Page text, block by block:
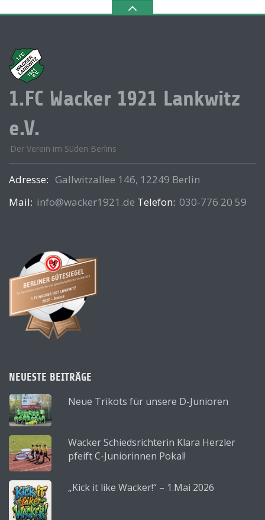
1.FC Wacker 1921 Lankwitz
e.V.
Der Verein im Süden Berlins
Adresse: Gallwitzallee 146, 12249 Berlin
Mail: info@wacker1921.de Telefon: 030-776 20 59
NEUESTE BEITRÄGE
Neue Trikots für unsere D-Junioren
Wacker Schiedsrichterin Klara Herzler
pfeift C-Juniorinnen Pokal!
„Kick it like Wacker!“ – 1.Mai 2026